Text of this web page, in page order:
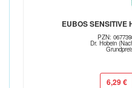
EUBOS SENSITIVE
PZN:
Dr. Hobein
6,29 €